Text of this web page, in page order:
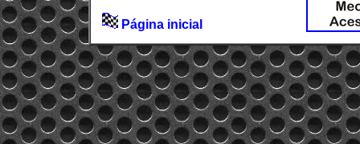
Página inicial